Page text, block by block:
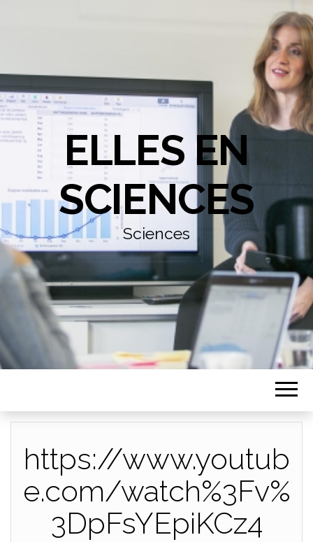
ELLES EN
SCIENCES
Sciences
https://www.youtub
e.com/watch%3Fv%
3DpFsYEpiKCz4